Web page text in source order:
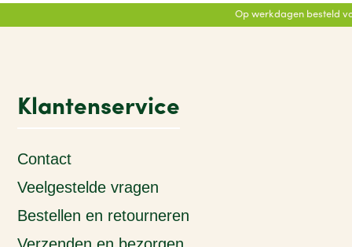
Op werkdagen besteld
Klantenservice
Contact
Veelgestelde vragen
Bestellen en retourneren